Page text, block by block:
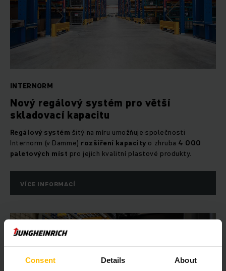
Consent Details About
INTERNORM
Nový regálový systém pro větší
skladovací kapacitu
Regálový systém šitý na míru umožňuje společnosti
Internorm (v Damme) rozšíření kapacity o zhruba 4 000
paletových míst pro jejich kvalitní plastové produkty.
VÍCE INFORMACÍ